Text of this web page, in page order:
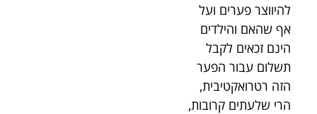
להיווצר פערים ועל
אף שהאם והילדים
הינם זכאים לקבל
תשלום עבור הפער
הזה רטרואקטיבית,
הרי שלעתים קרובות,